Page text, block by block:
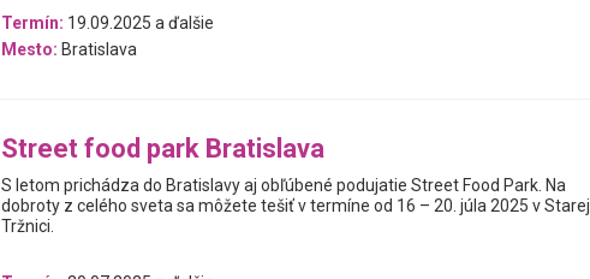
Termín: 19.09.2025 a ďalšie
Mesto: Bratislava
Street food park Bratislava
S letom prichádza do Bratislavy aj obľúbené podujatie Street Food Park. Na
dobroty z celého sveta sa môžete tešiť v termíne od 16 – 20. júla 2025 v Starej
Tržnici.